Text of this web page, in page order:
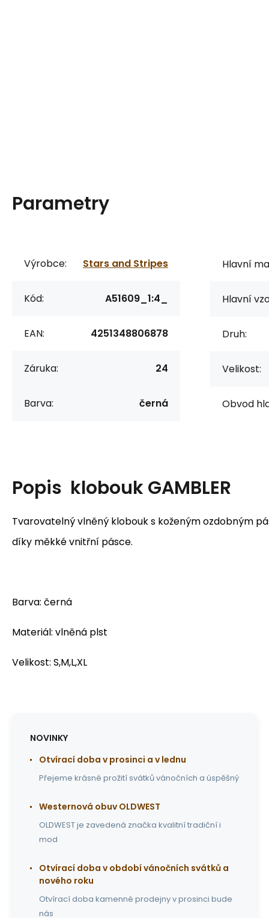
Parametry
Výrobce: Stars and Stripes
Kód: A51609_1:4_
EAN: 4251348806878
Záruka: 24
Barva: černá
Hlavní
Hlavní
Druh:
Velikost:
Obvod
Popis klobouk GAMBLER
Tvarovatelný vlněný klobouk s koženým ozdobným
díky měkké vnitřní pásce.
Barva: černá
Materiál: vlněná plst
Velikost: S,M,L,XL
NOVINKY
Otvírací doba v prosinci a v lednu
Přejeme krásné prožití svátků vánočních a úspěšný
Westernová obuv OLDWEST
OLDWEST je zavedená značka kvalitní tradiční i
mod
Otvírací doba v období vánočních svátků a
nového roku
Otvírací doba kamenné prodejny v prosinci bude
nás